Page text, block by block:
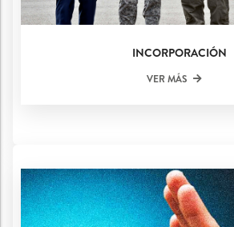
INCORPORACIÓN
VER MÁS